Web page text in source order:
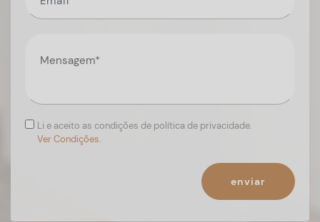
Li e aceito as condições de política de privacidade.
Ver Condições.
enviar